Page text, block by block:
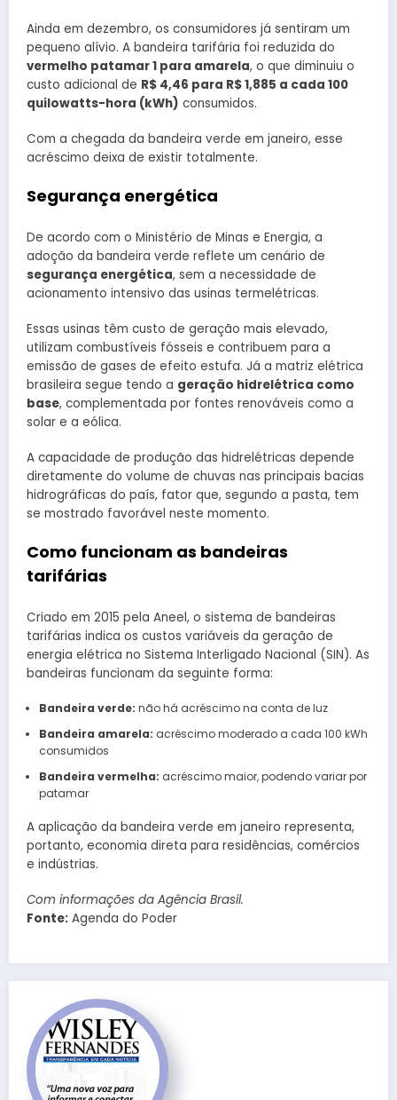
Ainda em dezembro, os consumidores já sentiram um
pequeno alívio. A bandeira tarifária foi reduzida do
vermelho patamar 1 para amarela, o que diminuiu o
custo adicional de R$ 4,46 para R$ 1,885 a cada 100
quilowatts-hora (kWh) consumidos.
Com a chegada da bandeira verde em janeiro, esse
acréscimo deixa de existir totalmente.
Segurança energética
De acordo com o Ministério de Minas e Energia, a
adoção da bandeira verde reflete um cenário de
segurança energética, sem a necessidade de
acionamento intensivo das usinas termelétricas.
Essas usinas têm custo de geração mais elevado,
utilizam combustíveis fósseis e contribuem para a
emissão de gases de efeito estufa. Já a matriz elétrica
brasileira segue tendo a geração hidrelétrica como
base, complementada por fontes renováveis como a
solar e a eólica.
A capacidade de produção das hidrelétricas depende
diretamente do volume de chuvas nas principais bacias
hidrográficas do país, fator que, segundo a pasta, tem
se mostrado favorável neste momento.
Como funcionam as bandeiras
tarifárias
Criado em 2015 pela Aneel, o sistema de bandeiras
tarifárias indica os custos variáveis da geração de
energia elétrica no Sistema Interligado Nacional (SIN). As
bandeiras funcionam da seguinte forma:
Bandeira verde: não há acréscimo na conta de luz
Bandeira amarela: acréscimo moderado a cada 100 kWh
consumidos
Bandeira vermelha: acréscimo maior, podendo variar por
patamar
A aplicação da bandeira verde em janeiro representa,
portanto, economia direta para residências, comércios
e indústrias.
Com informações da Agência Brasil.
Fonte: Agenda do Poder